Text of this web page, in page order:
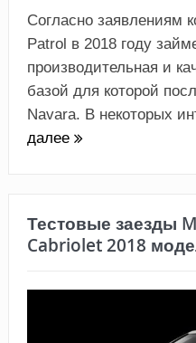
Согласно заявлениям
Patrol в 2018 году
производительная и
базой для которой
Navara. В некоторых
далее
Тестовые заезды
Cabriolet 2018